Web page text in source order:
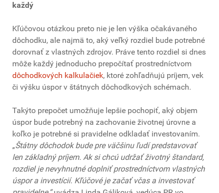
každý
Kľúčovou otázkou preto nie je len výška očakávaného
dôchodku, ale najmä to, aký veľký rozdiel bude potrebné
dorovnať z vlastných zdrojov. Práve tento rozdiel si dnes
môže každý jednoducho prepočítať prostredníctvom
dôchodkových kalkulačiek, ktoré zohľadňujú príjem, vek
či výšku úspor v štátnych dôchodkových schémach.
Takýto prepočet umožňuje lepšie pochopiť, aký objem
úspor bude potrebný na zachovanie životnej úrovne a
koľko je potrebné si pravidelne odkladať investovaním.
„Štátny dôchodok bude pre väčšinu ľudí predstavovať
len základný príjem. Ak si chcú udržať životný štandard,
rozdiel je nevyhnutné doplniť prostredníctvom vlastných
úspor a investícií. Kľúčové je začať včas a investovať